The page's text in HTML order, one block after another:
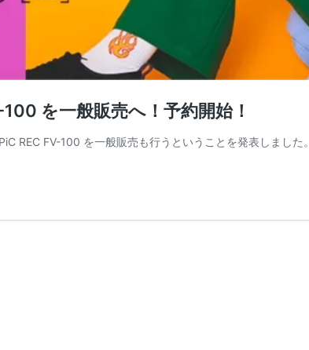
を一般販売へ！予約開始！
REC FV-100 を一般販売も行うということを発表しました。